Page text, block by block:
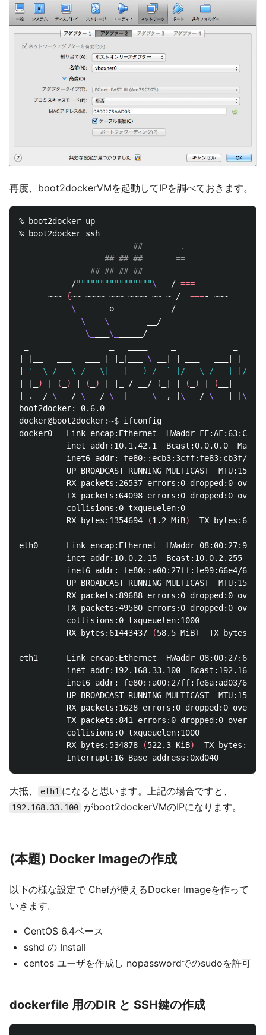
再度、boot2dockerVMを起動してIPを調べておきます。
% boot2docker up
% boot2docker ssh
##        .
## ## ##       ==
## ## ## ##      ===
           /
""""""""""""""""\_ __/ ===
      ~~~
{~~ ~~~~ ~~~ ~~~~ ~~ ~ / ===- ~~~
\_
_____ o          __/
\
\
       __/
\_
\_
_____/
\
'_ \ / _ \ / _ \| __| __) / _` |/ _ \ / __| |/ /
) ( ) ( ) | |_ / __/ ( ( ) (
|_.__/ \_ __/ \_ __/ \_ \_ _,_| \_ __/ \_ \_\_
boot2docker: 0.6.0
docker@boot2docker:~$ ifconfig
docker0   Link encap:Ethernet  HWaddr
inet addr:10.1.42.1  Bcast:0.0.0.0
inet6 addr: fe80::ecb3:3cff:fe83:cb3f/64
UP BROADCAST RUNNING MULTICAST  MTU:1500
RX packets:26537 errors:0 dropped:0
TX packets:64098 errors:0 dropped:0
          collisions:0 txqueuelen:0
          RX bytes:1354694
(1.2 MiB)
TX
eth0      Link encap:Ethernet  HWaddr
inet addr:10.0.2.15  Bcast:10.0.2.255
inet6 addr: fe80::a00:27ff:fe99:66e4/64
UP BROADCAST RUNNING MULTICAST  MTU:1500
RX packets:89688 errors:0 dropped:0
TX packets:49580 errors:0 dropped:0
          collisions:0 txqueuelen:1000
          RX bytes:61443437
(58.5 MiB)
TX
eth1      Link encap:Ethernet  HWaddr
inet addr:192.168.33.100
inet6 addr: fe80::a00:27ff:fe6a:ad03/64
UP BROADCAST RUNNING MULTICAST  MTU:1500
RX packets:1628 errors:0 dropped:0
TX packets:841 errors:0 dropped:0
          collisions:0 txqueuelen:1000
          RX bytes:534878
(522.3 KiB)
TX
大抵、 eth1 になると思います。上記の場合ですと、
192.168.33.100 がboot2dockerVMのIPになります。
(本題) Docker Imageの作成
以下の様な設定で Chefが使えるDocker Imageを作って
いきます。
CentOS 6.4ベース
sshd の Install
centos ユーザを作成し nopasswordでのsudoを許可
dockerfile 用のDIR と SSH鍵の作成